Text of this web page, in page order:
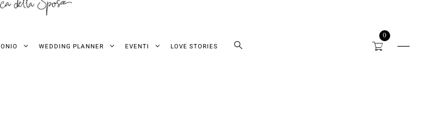
WEDDING PLANNER EVENTI LOVE STORIES
0